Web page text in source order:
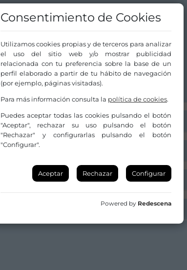
Consentimiento de Cookies
Utilizamos cookies propias y de terceros para analizar
el uso del sitio web y/o mostrar publicidad
relacionada con tu preferencia sobre la base de un
perfil elaborado a partir de tu hábito de navegación
(por ejemplo, páginas visitadas).
Para más información consulta la política de cookies.
Puedes aceptar todas las cookies pulsando el botón
"Aceptar", rechazar su uso pulsando el botón
"Rechazar" y configurarlas pulsando el botón
"Configurar".
Aceptar Rechazar Configurar
Powered by Redescena